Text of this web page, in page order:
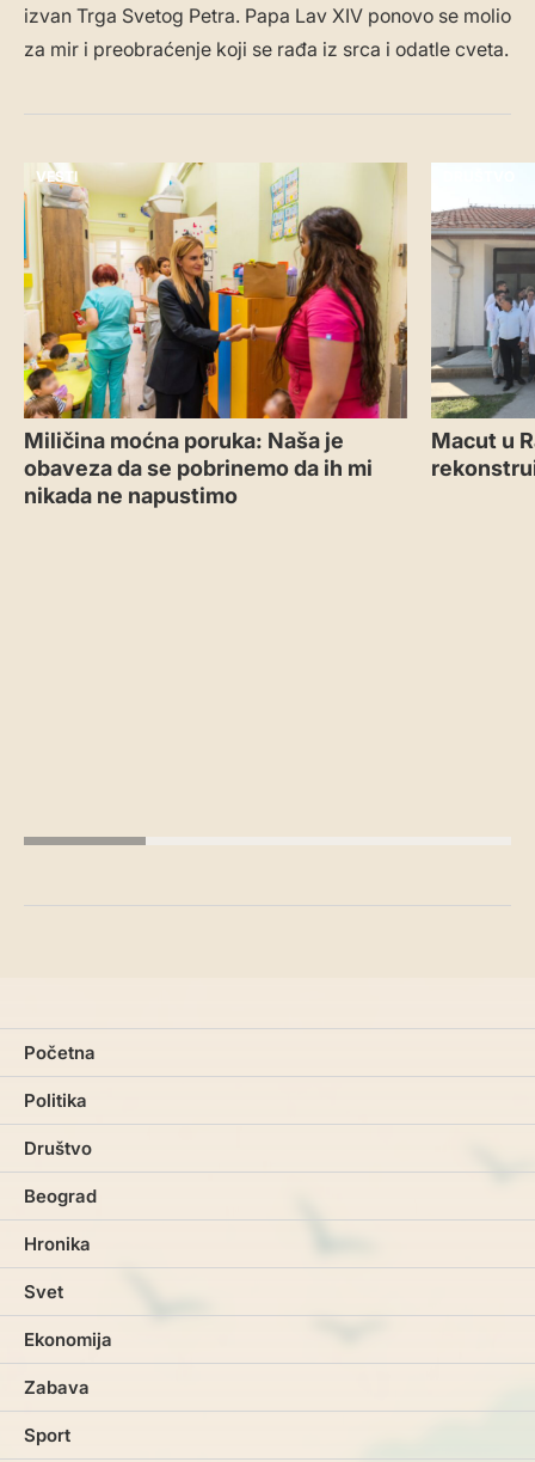
izvan Trga Svetog Petra. Papa Lav XIV ponovo se molio
za mir i preobraćenje koji se rađa iz srca i odatle cveta.
VESTI
Miličina moćna poruka: Naša je
obaveza da se pobrinemo da ih mi
nikada ne napustimo
Macut u
Početna
Politika
Društvo
Beograd
Hronika
Svet
Ekonomija
Zabava
Sport